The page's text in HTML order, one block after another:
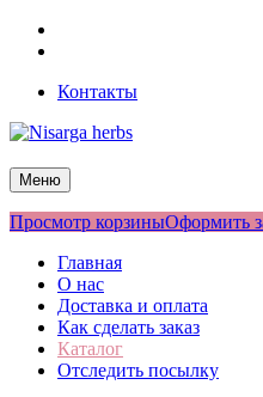
Перейти
Контакты
Nisarga herbs
Меню
Просмотр корзиныОформить
Главная
О нас
Доставка и оплата
Как сделать заказ
Каталог
Отследить посылку